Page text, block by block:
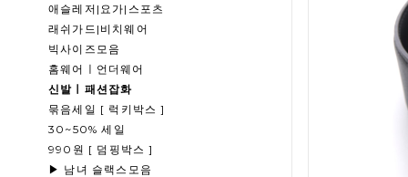
애슬레저|요가|스포츠
래쉬가드|비치웨어
빅사이즈모음
홈웨어ㅣ언더웨어
신발ㅣ패션잡화
묶음세일 [ 럭키박스 ]
30~50% 세일
990원 [ 덤핑박스 ]
▶ 남녀 슬랙스모음